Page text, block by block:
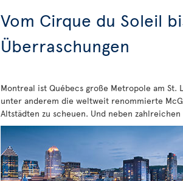
Vom Cirque du Soleil
Überraschungen
Montreal ist Québecs große Metropole am
unter anderem die weltweit renommierte
Altstädten zu scheuen. Und neben